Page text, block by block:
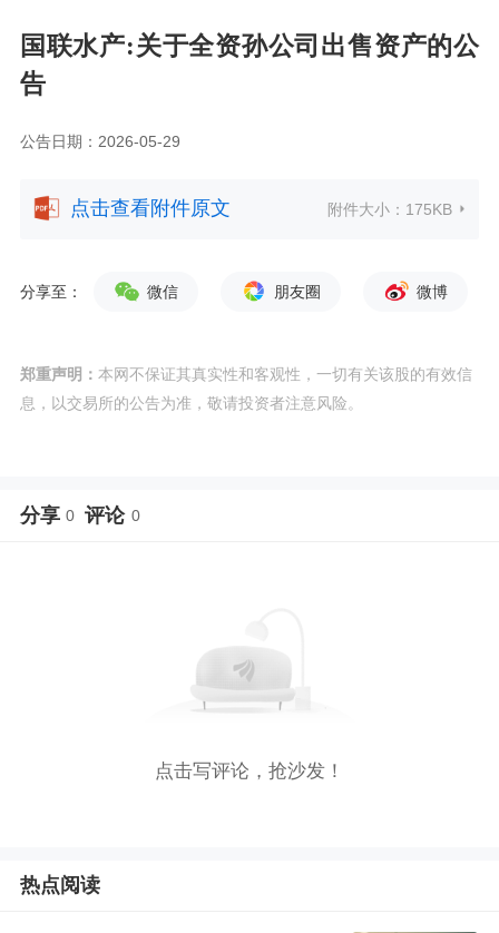
国联水产:关于全资孙公司出售资产的公
告
公告日期：2026-05-29
点击查看附件原文 附件大小： 175KB
分享至： 微信 朋友圈 微博
郑重声明： 本网不保证其真实性和客观性，一切有关该股的有效信
息，以交易所的公告为准，敬请投资者注意风险。
分享 0 评论 0
点击写评论，抢沙发！
热点阅读